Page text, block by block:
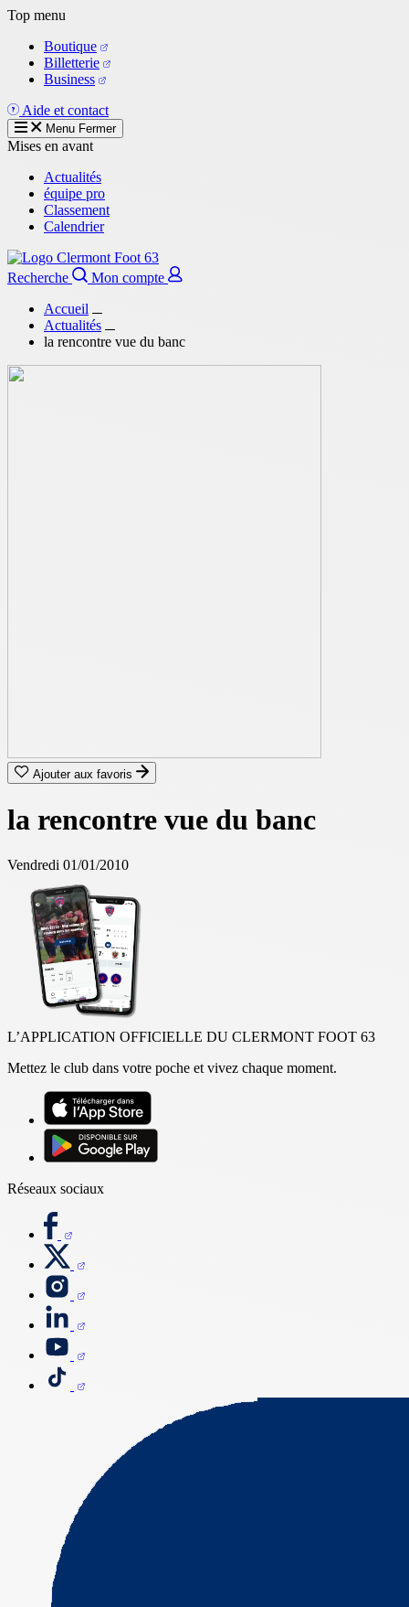
Aller
contenu
principal
Top menu
Boutique
Billetterie
Business
Aide et contact
Menu Fermer
Mises en avant
Actualités
équipe pro
Classement
Calendrier
Recherche
Mon compte
Accueil
Actualités
la rencontre vue du banc
Ajouter aux favoris
la rencontre vue du banc
Vendredi 01/01/2010
L’APPLICATION OFFICIELLE DU CLERMONT FOOT 63
Mettez le club dans votre poche et vivez chaque moment.
Réseaux sociaux